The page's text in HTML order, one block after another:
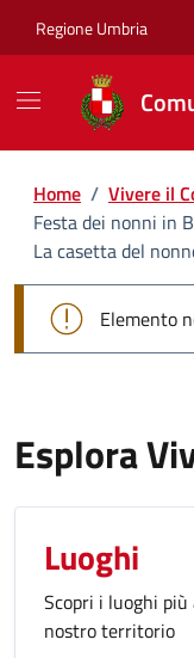
Regione Umbria
Home / Vivere il
Festa dei nonni in
La casetta del
Elemento
Esplora
Luoghi
Scopri i luoghi
nostro territorio